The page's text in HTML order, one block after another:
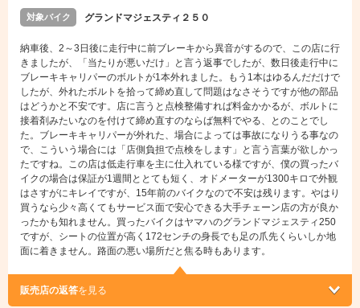
対象バイク グランドマジェスティ２５０
納車後、2～3日後に走行中に前ブレーキから異音がするので、この店に行
きましたが、「当たりが悪いだけ」と言う返事でしたが、数日後走行中に
ブレーキキャリパーのボルトが1本外れました。もう1本はゆるんだだけで
したが、外れたボルトを拾って締め直して問題はなさそうですが他の部品
はどうかと不安です。店に言うと点検整備すれば料金かかるが、ボルトに
接着剤みたいなのを付けて締め直すのならば無料でやる、とのことでし
た。ブレーキキャリパーが外れた、場合によっては事故になりうる事なの
で、こういう場合には「店側負担で点検をします」と言う言葉が欲しかっ
たですね。この店は低走行車を主に仕入れている様ですが、僕の買ったバ
イクの場合は保証が1週間ととても短く、オドメーターが1300キロで外観
はさすがにキレイですが、15年前のバイクなので不安は残ります。やはり
買うなら少々高くてもサービス面で安心できる大手チェーン店の方が良か
ったかも知れません。買ったバイクはヤマハのグランドマジェスティ250
ですが、シートの位置が高く172センチの身長でも足の爪先くらいしか地
面に着きません。路面の悪い場所だと焦る時もあります。
販売店の返答を見る